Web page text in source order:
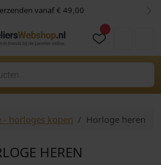
vanaf € 49,00
horloges kopen Horloge heren
HEREN